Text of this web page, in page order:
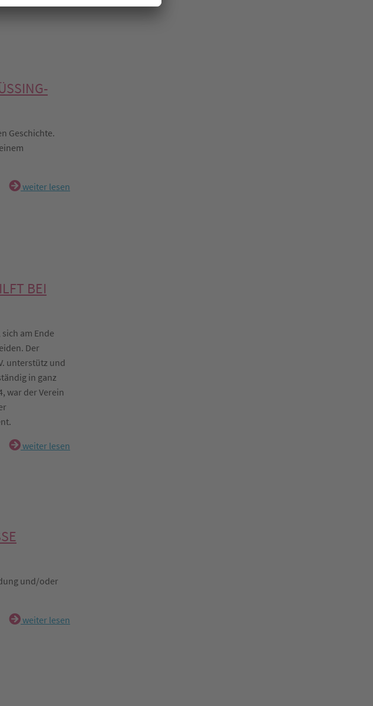
Geschichte.
weiter lesen
BEI
am Ende
Der
unterstütz und
in ganz
war der Verein
weiter lesen
und/oder
weiter lesen